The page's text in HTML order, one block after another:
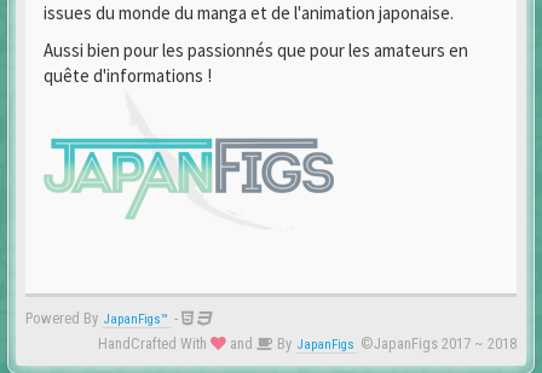
issues du monde du manga et de l'animation japonaise.
Aussi bien pour les passionnés que pour les amateurs en
quête d'informations !
Powered By JapanFigs™ -
HandCrafted With
and By JapanFigs ©JapanFigs 2017 ~ 2018